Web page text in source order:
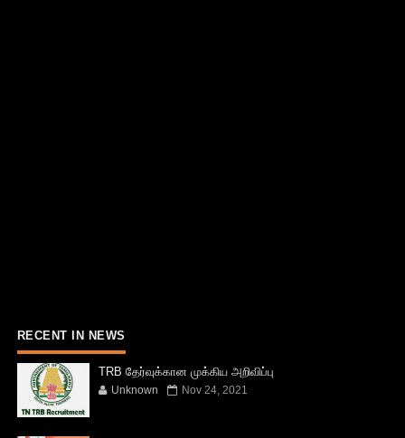
RECENT IN NEWS
TRB தேர்வுக்கான முக்கிய அறிவிப்பு
Unknown Nov 24, 2021